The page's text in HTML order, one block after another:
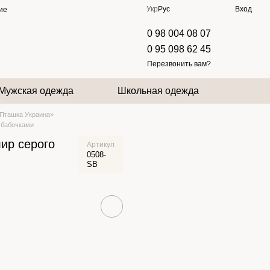
Укр Рус Вход
0 98 004 08 07
0 95 098 62 45
Перезвонить вам?
одежда Школьная одежда
Украина»
серого Артикул
0508-
SB